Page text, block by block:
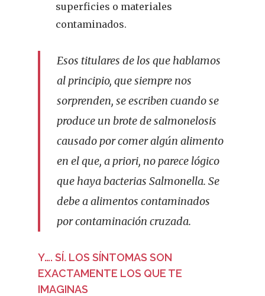
superficies o materiales
contaminados.
Esos titulares de los que hablamos
al principio, que siempre nos
sorprenden, se escriben cuando se
produce un brote de salmonelosis
causado por comer algún alimento
en el que, a priori, no parece lógico
que haya bacterias Salmonella. Se
debe a alimentos contaminados
por contaminación cruzada.
Y…. SÍ. LOS SÍNTOMAS SON
EXACTAMENTE LOS QUE TE
IMAGINAS